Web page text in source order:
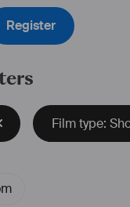
Register
Film type:
tournages dont le
des ateliers, des
de production.